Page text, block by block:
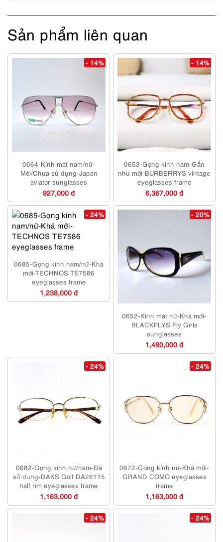
Sản phẩm liên quan
- 14%
0664-Kính mát nam/nữ-
Mới/Chưa sử dụng-Japan
aviator sunglasses
927,000 đ
- 14%
0653-Gọng kính nam-Gần
như mới-BURBERRYS vintage
eyeglasses frame
6,367,000 đ
- 24%
0685-Gọng kính nam/nữ-Khá
mới-TECHNOS TE7586
eyeglasses frame
1,238,000 đ
- 20%
0652-Kính mát nữ-Khá mới-
BLACKFLYS Fly Girls
sunglasses
1,480,000 đ
- 24%
0682-Gọng kính nữ/nam-Đã
sử dụng-DAKS Golf DA26115
half rim eyeglasses frame
1,163,000 đ
- 24%
0672-Gọng kính nữ-Khá mới-
GRAND COMO eyeglasses
frame
1,163,000 đ
- 24% - 24%